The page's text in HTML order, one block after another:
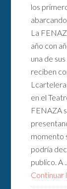
los
La
año con
una de
reciben
en el
FENAZA
momento
podría
publico. A ...
Continuar